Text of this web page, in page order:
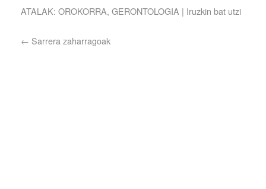
ATALAK: OROKORRA, GERONTOLOGIA | Iruzkin bat utzi
← Sarrera zaharragoak